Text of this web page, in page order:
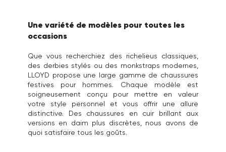
Une variété de modèles pour toutes les
occasions
Que vous recherchiez des richelieus classiques,
des derbies stylés ou des monkstraps modernes,
LLOYD propose une large gamme de chaussures
festives pour hommes. Chaque modèle est
soigneusement conçu pour mettre en valeur
votre style personnel et vous offrir une allure
distinctive. Des chaussures en cuir brillant aux
versions en daim plus discrètes, nous avons de
quoi satisfaire tous les goûts.